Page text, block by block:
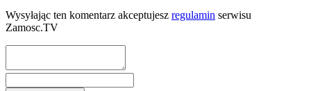
Wysyłając ten komentarz akceptujesz regulamin serwisu
Zamosc.TV